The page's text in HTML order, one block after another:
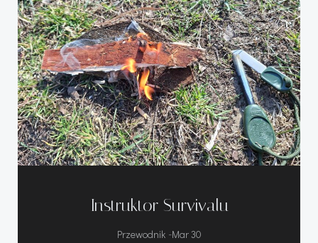
Instruktor Survivalu
Przewodnik -Mar 30